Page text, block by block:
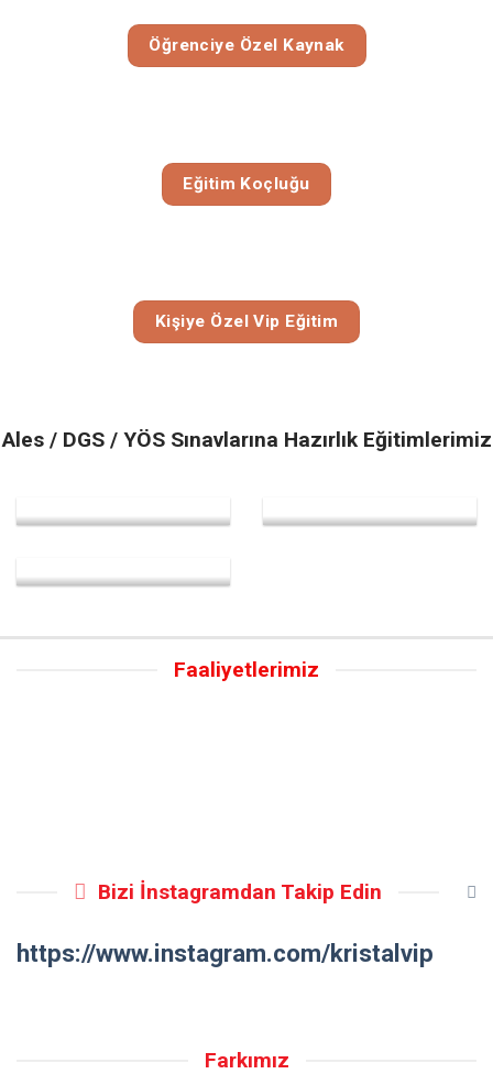
Öğrenciye Özel Kaynak
Eğitim Koçluğu
Kişiye Özel Vip Eğitim
Ales / DGS / YÖS Sınavlarına Hazırlık Eğitimlerimiz
Faaliyetlerimiz
Bizi İnstagramdan Takip Edin
https://www.instagram.com/kristalvip
Farkımız